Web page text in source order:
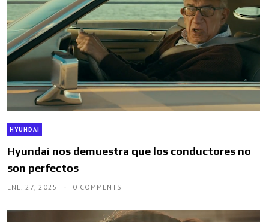
HYUNDAI
Hyundai nos demuestra que los conductores no
son perfectos
ENE. 27, 2025 0 COMMENTS